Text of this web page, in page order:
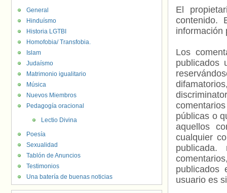
El
contenido.
información
Los
publicados
públicas o
aquellos
cualquier
usuario es
General
Hinduísmo
Historia LGTBI
Homofobia/ Transfobia.
Islam
Judaísmo
Matrimonio igualitario
Música
Nuevos Miembros
Pedagogía oracional
Lectio Divina
Poesía
Sexualidad
Tablón de Anuncios
Testimonios
Una batería de buenas noticias